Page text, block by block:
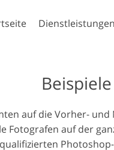
Dienstleistungen
Körper-
Photoshop-
Photoshop-
Photoshop-
Überlagerungen
auf die Vorher-
Fotografen auf der